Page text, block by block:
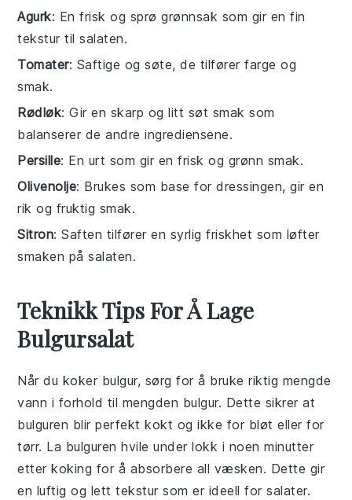
Agurk: En frisk og sprø grønnsak som gir en fin
tekstur til salaten.
Tomater: Saftige og søte, de tilfører farge og
smak.
Rødløk: Gir en skarp og litt søt smak som
balanserer de andre ingrediensene.
Persille: En urt som gir en frisk og grønn smak.
Olivenolje: Brukes som base for dressingen, gir en
rik og fruktig smak.
Sitron: Saften tilfører en syrlig friskhet som løfter
smaken på salaten.
Teknikk Tips For Å Lage
Bulgursalat
Når du koker bulgur, sørg for å bruke riktig mengde
vann i forhold til mengden bulgur. Dette sikrer at
bulguren blir perfekt kokt og ikke for bløt eller for
tørr. La bulguren hvile under lokk i noen minutter
etter koking for å absorbere all væsken. Dette gir
en luftig og lett tekstur som er ideell forsalater.